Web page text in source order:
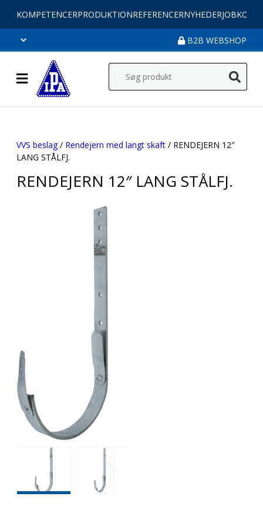
KOMPETENCERPRODUKTIONREFERENCERNYHEDERJOB
B2B WEBSHOP
VVS beslag/ Rendejern med langt skaft / RENDEJERN 12″
LANG STÅLFJ.
RENDEJERN 12″ LANG STÅLFJ.